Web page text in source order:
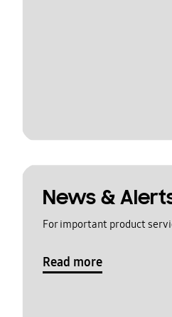
News &
For important product
Read more